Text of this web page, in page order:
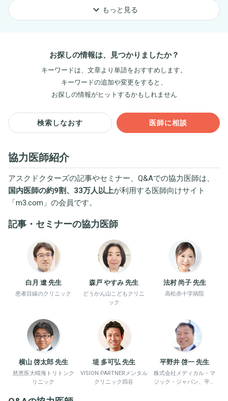
keyboard_arrow_down もっと見る
お探しの情報は、見つかりましたか？
キーワードは、文章より単語をおすすめします。
キーワードの追加や変更をすると、
お探しの情報がヒットするかもしれません
検索しなおす 医師に相談
協力医師紹介
アスクドクターズの記事やセミナー、Q&Aでの協力医師は、
国内医師の約9割、33万人以上が利用する医師向けサイト
「m3.com 」の会員です。
記事・セミナーの協力医師
白月 遼 先生
患者目線のクリニック
森戸 やすみ 先生
どうかん山こどもクリニ
ック
法村 尚子 先生
高松赤十字病院
横山 啓太郎 先生
慈恵医大晴海トリトンク
リニック
堤 多可弘 先生
VISION PARTNERメンタル
クリニック四谷
平野井 啓一 先生
株式会社メディカル・マ
ジック・ジャパン、平野